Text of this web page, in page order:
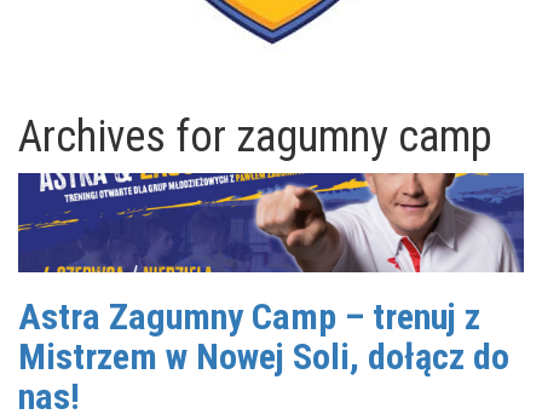
Archives for zagumny camp
Astra Zagumny Camp – trenuj z
Mistrzem w Nowej Soli, dołącz do
nas!